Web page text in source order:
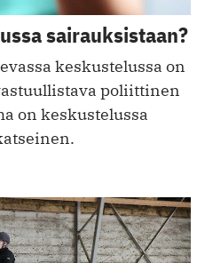
sairauksistaan?
keskustelussa on
poliittinen
on keskustelussa